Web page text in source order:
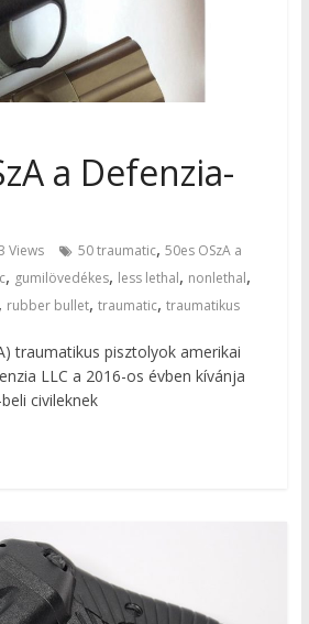
a Defenzia-
Views 50 traumatic, 50es OSzA a
, gumilövedékes, less lethal, nonlethal,
rubber bullet, traumatic, traumatikus
traumatikus pisztolyok amerikai
LLC a 2016-os évben kívánja
civileknek